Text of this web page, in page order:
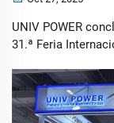
UNIV POWER
31.ª Feria
– UNIV POWER
energía de alto